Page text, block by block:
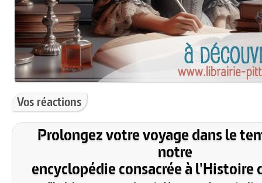
Vos réactions
Prolongez votre voyage dans le
notre
encyclopédie consacrée à l'Histoire